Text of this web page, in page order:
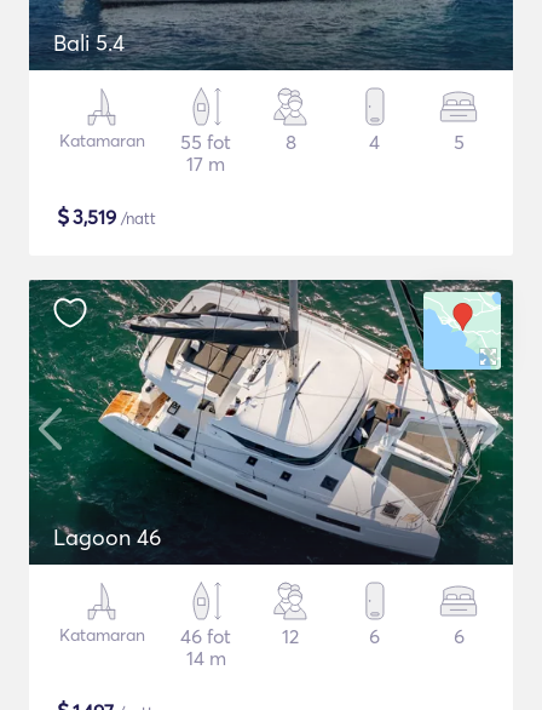
Bali 5.4
Katamaran
55 fot
17 m
8 4 5
$3,519 /natt
Lagoon 46
Katamaran
46 fot
14 m
12 6 6